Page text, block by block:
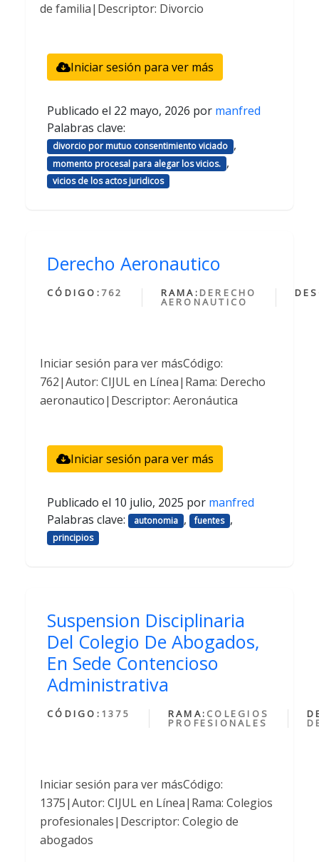
de familia|Descriptor: Divorcio
Iniciar sesión para ver más
Publicado el 22 mayo, 2026 por manfred
Palabras clave:
divorcio por mutuo consentimiento viciado ,
momento procesal para alegar los vicios. ,
vicios de los actos juridicos
Derecho Aeronautico
CÓDIGO: 762 RAMA: DERECHO
AERONAUTICO
Iniciar sesión para ver másCódigo:
762|Autor: CIJUL en Línea|Rama: Derecho
aeronautico|Descriptor: Aeronáutica
Iniciar sesión para ver más
Publicado el 10 julio, 2025 por manfred
Palabras clave:
autonomia , fuentes ,
principios
Suspension Disciplinaria
Del Colegio De Abogados,
En Sede Contencioso
Administrativa
CÓDIGO: 1375 RAMA: COLEGIOS
PROFESIONALES
Iniciar sesión para ver másCódigo:
1375|Autor: CIJUL en Línea|Rama: Colegios
profesionales|Descriptor: Colegio de
abogados